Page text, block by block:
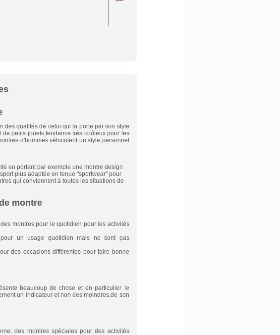
des qualités de celui qui la porte par son style
petits jouets tendance très coûteux pour les
d'hommes véhiculent un style personnel
en portant par exemple une montre design
plus adaptée en tenue ''sportwear'' pour
qui conviennent à toutes les situations de
montre
montres pour le quotidien pour les activités
un usage quotidien mais ne sont pas
des occasions différentes pour faire bonne
beaucoup de chose et en particulier le
un indicateur et non des moindres,de son
des montres spéciales pour des activités